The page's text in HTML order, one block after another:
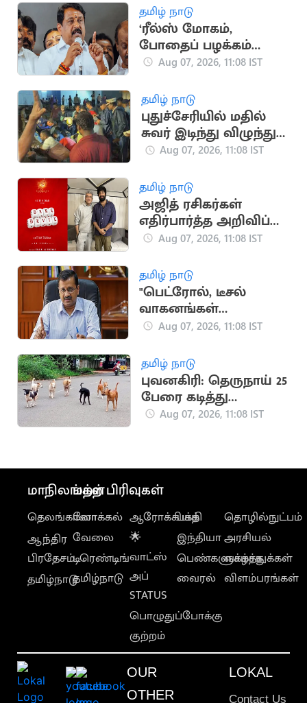
தமிழ் நாடு
‘ரீல்ஸ் மோகம்,
போதைப் பழக்கம்
காரணமாக வன்முறை
குற்றச்சாட்டு
Aug 07, 2026, 11:08 IST
தமிழ் நாடு
புதுச்சேரியில் மதில்
சுவர் இடிந்து விழுந்து
முதியவர் பலி.. 2 பேர்
Aug 07, 2026, 11:08 IST
தமிழ் நாடு
அஜித் ரசிகர்கள்
எதிர்பார்த்த அறிவிப்பு..
‘டேர்டெவில்’
தொடக்கம்
Aug 07, 2026, 11:08 IST
தமிழ் நாடு
"பெட்ரோல், டீசல்
வாகனங்கள்
வாங்குவதை மக்கள்
கெஜ்ரிவால்
Aug 07, 2026, 11:08 IST
தமிழ் நாடு
புவனகிரி: தெருநாய் 25
பேரை கடித்து
குதறியது!
Aug 07, 2026, 11:08 IST
மாநிலங்கள்
தெலங்கானா
ஆந்திர
பிரதேசம்
தமிழ்நாடு
மற்ற பிரிவுகள்
லோக்கல்
வேலை
டிரெண்டிங்
தமிழ்நாடு
ஆரோக்கியம்
🌟
வாட்ஸ்
அப்
STATUS
பொழுதுப்போக்கு
குற்றம்
பக்தி
இந்தியா
பெண்களுக்காக
வைரல்
தொழில்நுட்பம்
அரசியல்
வாழ்த்துக்கள்
விளம்பரங்கள்
OUR
OTHER
LOKAL
Contact Us